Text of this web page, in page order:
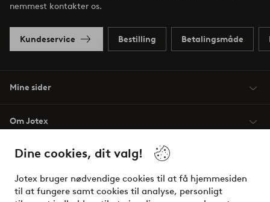
Dine cookies, dit valg!
Jotex bruger nødvendige cookies til at få hjemmesiden
til at fungere samt cookies til analyse, personligt
nemmest kontakter os.
Kundeservice Bestilling Betalingsmåde
Mine sider
Om Jotex
Vilkår
Venner